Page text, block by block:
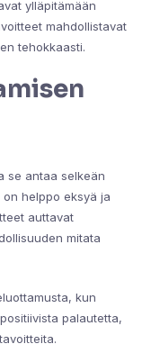
ylläpitämään
mahdollistavat
tehokkaasti.
se antaa selkeän
helppo eksyä ja
auttavat
mitata
kun
palautetta,